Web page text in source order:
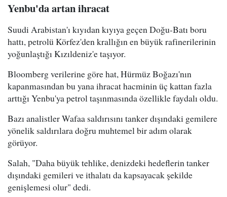
Yenbu'da artan ihracat
Suudi Arabistan'ı kıyıdan kıyıya geçen Doğu-Batı boru
hattı, petrolü Körfez'den krallığın en büyük rafinerilerinin
yoğunlaştığı Kızıldeniz'e taşıyor.
Bloomberg verilerine göre hat, Hürmüz Boğazı'nın
kapanmasından bu yana ihracat hacminin üç kattan fazla
arttığı Yenbu'ya petrol taşınmasında özellikle faydalı oldu.
Bazı analistler Wafaa saldırısını tanker dışındaki gemilere
yönelik saldırılara doğru muhtemel bir adım olarak
görüyor.
Salah, "Daha büyük tehlike, denizdeki hedeflerin tanker
dışındaki gemileri ve ithalatı da kapsayacak şekilde
genişlemesi olur" dedi.